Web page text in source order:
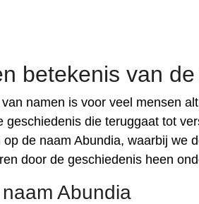
betekenis van
namen is voor veel mensen
geschiedenis die teruggaat tot
de naam Abundia, waarbij we
door de geschiedenis heen
Abundia